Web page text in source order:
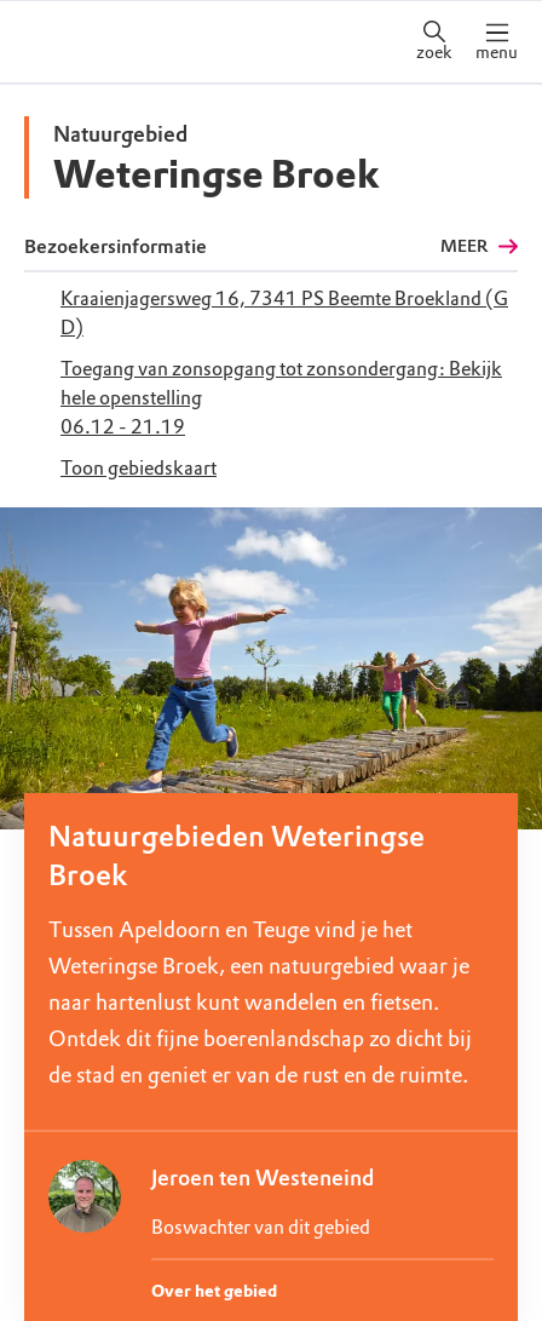
zoek menu
Natuurgebied
Weteringse Broek
Bezoekersinformatie MEER
Kraaienjagersweg 16, 7341 PS Beemte Broekland (G
D)
Toegang van zonsopgang tot zonsondergang: Bekijk
hele openstelling
06.12 - 21.19
Toon gebiedskaart
Natuurgebieden Weteringse
Broek
Tussen Apeldoorn en Teuge vind je het
Weteringse Broek, een natuurgebied waar je
naar hartenlust kunt wandelen en fietsen.
Ontdek dit fijne boerenlandschap zo dicht bij
de stad en geniet er van de rust en de ruimte.
Jeroen ten Westeneind
Boswachter van dit gebied
Over het gebied